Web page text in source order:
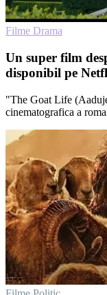
Filme Drama
Un super film
disponibil pe
"The Goat Life
cinematografica a